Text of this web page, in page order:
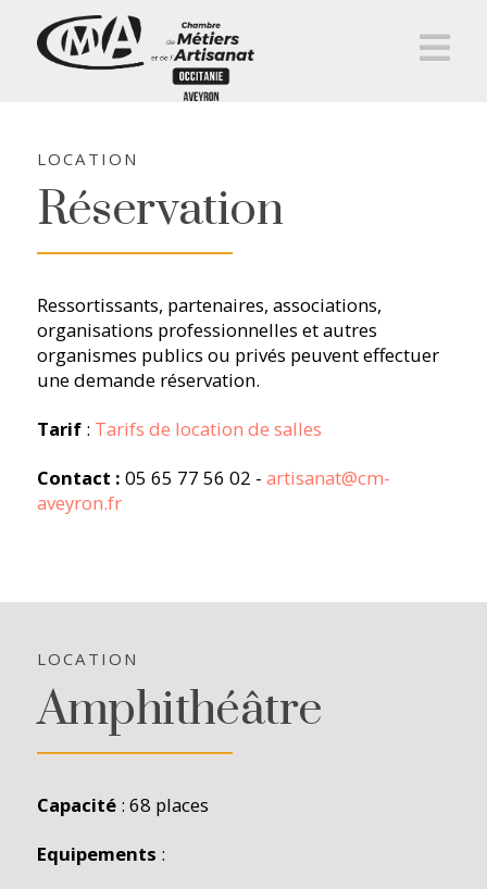
LOCATION
Réservation
Ressortissants, partenaires, associations,
organisations professionnelles et autres
organismes publics ou privés peuvent effectuer
une demande réservation.
Tarif: Tarifs de location de salles
Contact : 05 65 77 56 02 - artisanat@cm-
aveyron.fr
LOCATION
Amphithéâtre
Capacité: 68 places
Equipements :